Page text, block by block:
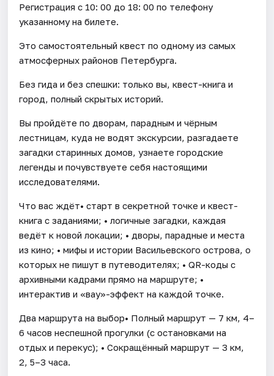
Регистрация с 10: 00 до 18: 00 по телефону
указанному на билете.
Это самостоятельный квест по одному из самых
атмосферных районов Петербурга.
Без гида и без спешки: только вы, квест-книга и
город, полный скрытых историй.
Вы пройдёте по дворам, парадным и чёрным
лестницам, куда не водят экскурсии, разгадаете
загадки старинных домов, узнаете городские
легенды и почувствуете себя настоящими
исследователями.
Что вас ждёт• старт в секретной точке и квест-
книга с заданиями; • логичные загадки, каждая
ведёт к новой локации; • дворы, парадные и места
из кино; • мифы и истории Васильевского острова, о
которых не пишут в путеводителях; • QR-коды с
архивными кадрами прямо на маршруте; •
интерактив и «вау»-эффект на каждой точке.
Два маршрута на выбор• Полный маршрут — 7 км, 4–
6 часов неспешной прогулки (с остановками на
отдых и перекус); • Сокращённый маршрут — 3 км,
2, 5–3 часа.